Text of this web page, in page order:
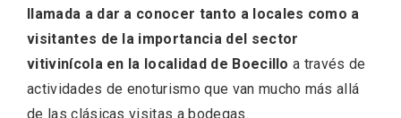
llamada a dar a conocer tanto a locales como a
visitantes de la importancia del sector
vitivinícola en la localidad de Boecillo a través de
actividades de enoturismo que van mucho más allá
de las clásicas visitas a bodegas.